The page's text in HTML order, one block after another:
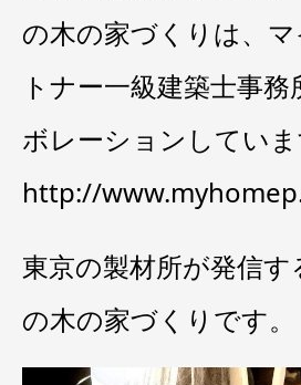
の木の家づくりは、
トナー一級建築士事
ボレーションしていま
http://
東京の製材所が発信
の木の家づくりです。